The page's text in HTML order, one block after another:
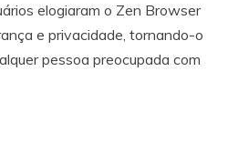
elogiaram o Zen Browser
e privacidade, tornando-o
pessoa preocupada com